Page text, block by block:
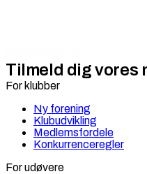
Tilmeld dig vores
For klubber
Ny forening
Klubudvikling
Medlemsfordele
Konkurrenceregler
For udøvere